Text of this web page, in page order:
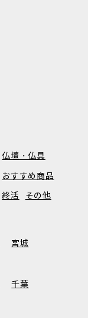
仏壇・仏具
おすすめ商品
終活 その他
宮城
千葉